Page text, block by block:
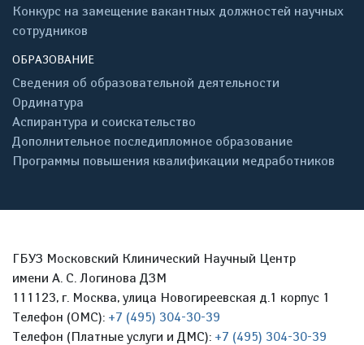
Конкурс на замещение вакантных должностей научных
сотрудников
ОБРАЗОВАНИЕ
Сведения об образовательной деятельности
Ординатура
Аспирантура и соискательство
Дополнительное последипломное образование
Программы повышения квалификации медработников
ГБУЗ Московский Клинический Научный Центр
имени А. С. Логинова ДЗМ
111123, г. Москва, улица Новогиреевская д.1 корпус 1
Телефон (ОМС): +7 (495) 304-30-39
Телефон (Платные услуги и ДМС): +7 (495) 304-30-39